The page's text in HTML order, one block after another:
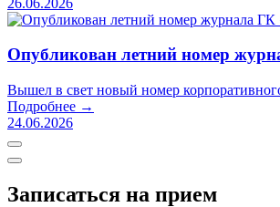
Опубликован летний номер
Вышел в свет новый номер
Подробнее →
24.06.2026
Записаться на прием